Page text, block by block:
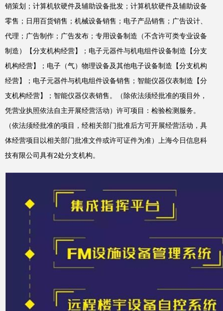
销策划；计算机软硬件及辅助设备批发；计算机软硬件及辅助设备
零售；日用百货销售；机械设备销售；电子产品销售；广告设计、
代理；广告制作；广告发布；专用设备制造（不含许可类专业设备
制造）【分支机构经营】；电子元器件与机电组件设备制造【分支
机构经营】；电子（气）物理设备及其他电子设备制造【分支机构
经营】；电子元器件与机电组件设备销售；智能仪器仪表制造【分
支机构经营】；智能仪器仪表销售。（除依法须经批准的项目外，
凭营业执照依法自主开展经营活动）许可项目：检验检测服务。
（依法须经批准的项目，经相关部门批准后方可开展经营活动，具
体经营项目以相关部门批准文件或许可证件为准）上海今日信息科
技有限公司具有2处分支机构。